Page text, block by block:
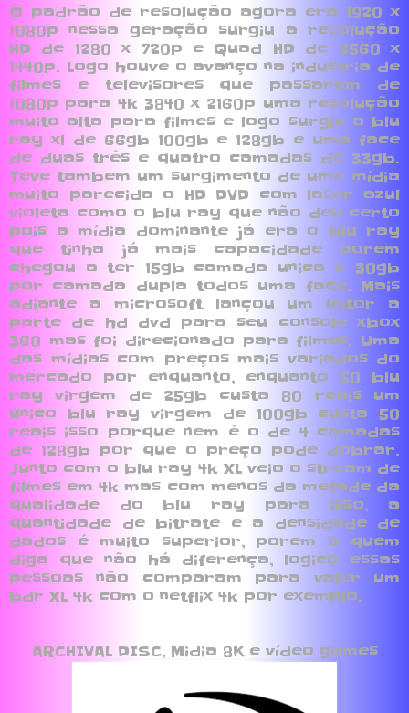
O padrão de resolução agora era 1920 x
1080p nessa geração surgiu a resolução
HD de 1280 x 720p e Quad HD de 2560 x
1440p. Logo houve o avanço na industria de
filmes e televisores que passaram de
1080p para 4k 3840 x 2160p uma resolução
muito alta para filmes e logo surgiu o blu
ray xl de 66gb 100gb e 128gb e uma face
de duas três e quatro camadas de 33gb.
Teve tambem um surgimento de uma mídia
muito parecida o HD DVD com laser azul
violeta como o blu ray que não deu certo
pois a mídia dominante já era o blu ray
que tinha já mais capacidade porem
chegou a ter 15gb camada unica e 30gb
por camada dupla todos uma face. Mais
adiante a microsoft lançou um leitor a
parte de hd dvd para seu console xbox
360 mas foi direcionado para filmes. Uma
das mídias com preços mais variados do
mercado por enquanto, enquanto 50 blu
ray virgem de 25gb custa 80 reais um
único blu ray virgem de 100gb custa 50
reais isso porque nem é o de 4 camadas
de 128gb por que o preço pode dobrar.
Junto com o blu ray 4k XL veio o stream de
filmes em 4k mas com menos da metade da
qualidade do blu ray para isso, a
quantidade de bitrate e a densidade de
dados é muito superior, porem a quem
diga que não há diferença, logico essas
pessoas não comparam para valer um
bdr XL 4k com o netflix 4k por exemplo.
ARCHIVAL DISC, Midia 8K e vídeo games